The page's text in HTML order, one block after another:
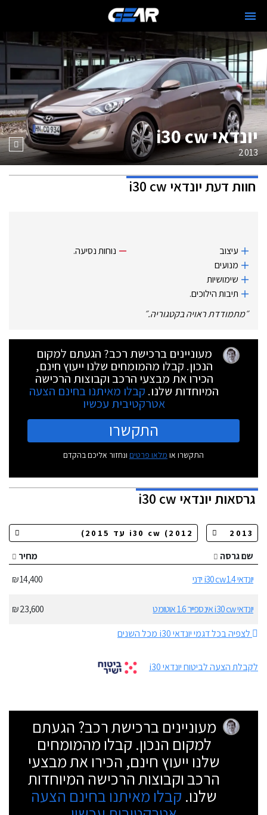
יונדאי i30 cw
2013
חוות דעתיונדאי i30 cw
עיצוב
מנועים
שימושיות
תיבות הילוכים.
נוחות נסיעה.
״מתמודדת ראויה בקטגוריה.״
מעוניינים ברכישת רכב? הגעתם למקום
הנכון. קבלו מהמומחים שלנו ייעוץ חינם,
הכירו את מבצעי הרכב וקבוצות הרכישה
המיוחדות שלנו. קבלו מאיתנו בחינם הצעה
אטרקטיבית עכשיו
התקשרו
התקשרו או מלאו פרטים ונחזור אליכם בהקדם
גרסאותיונדאי i30 cw
שם גרסה
מחיר
יונדאי i30 cw 1.4 ידני
14,400 ₪
יונדאי i30 cw אינספייר 1.6 אוטומט
23,600 ₪
לצפיה בכל דגמי יונדאי i30 מכל השנים
לקבלת הצעה לביטוח יונדאי i30
מעוניינים ברכישת רכב? הגעתם
למקום הנכון. קבלו מהמומחים
שלנו ייעוץ חינם, הכירו את מבצעי
הרכב וקבוצות הרכישה המיוחדות
שלנו. קבלו מאיתנו בחינם הצעה